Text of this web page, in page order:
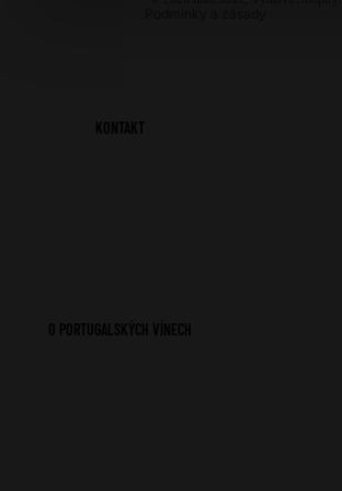
KONTAKT
O PORTUGALSKÝCH VÍNECH